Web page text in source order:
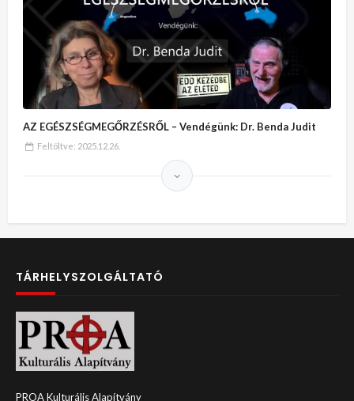
AZ EGÉSZSÉGMEGŐRZÉSRŐL – Vendégünk: Dr. Benda Judit
Feltöltve: 2025.12.26.
TÁRHELYSZOLGÁLTATÓ
PROA Kulturális Alapítvány